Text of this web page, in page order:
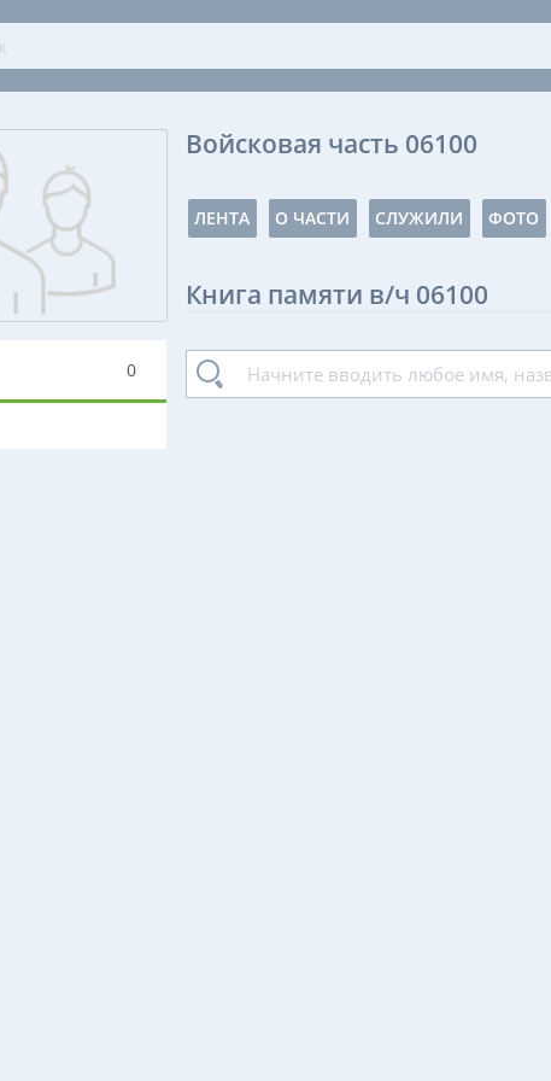
0
Войсковая часть 06100
ЛЕНТА О ЧАСТИ СЛУЖИЛИ ФОТО
Книга памяти в/ч 06100